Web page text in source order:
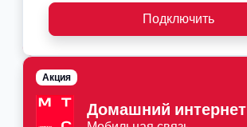
Подключить
Домашний интернет
Акция